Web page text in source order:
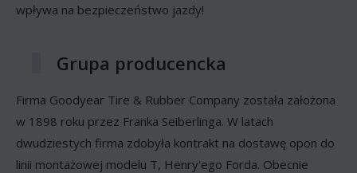
wpływa na bezpieczeństwo jazdy!
Grupa producencka
Firma Goodyear Tire & Rubber Company została założona
w 1898 roku przez Franka Seiberlinga. W latach
dwudziestych firma zdobyła kontrakt na dostawę opon do
linii montażowej modelu T, Henry'ego Forda. Obecnie